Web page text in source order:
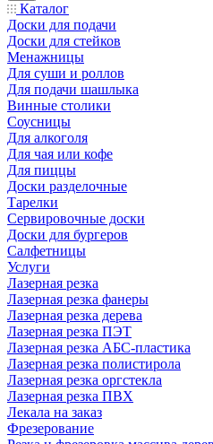
Каталог
Доски для подачи
Доски для стейков
Менажницы
Для суши и роллов
Для подачи шашлыка
Винные столики
Соусницы
Для алкоголя
Для чая или кофе
Для пиццы
Доски разделочные
Тарелки
Сервировочные доски
Доски для бургеров
Салфетницы
Услуги
Лазерная резка
Лазерная резка фанеры
Лазерная резка дерева
Лазерная резка ПЭТ
Лазерная резка АБС-пластика
Лазерная резка полистирола
Лазерная резка оргстекла
Лазерная резка ПВХ
Лекала на заказ
Фрезерование